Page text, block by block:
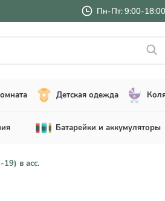
Пн-Пт: 9:00-
Детская одежда
Батарейки и аккумуляторы
19) в асс.